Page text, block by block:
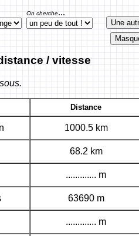
On cherche...
/ vitesse
Distance
1000.5 km
68.2 km
............. m
63690 m
............. m